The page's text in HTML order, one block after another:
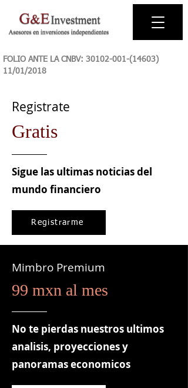
FOLIO ANTE LA CNBV: 30102-001-(14603)
11/01/2018
Registrate
Gratis
Sigue las ultimas noticias del
mundo financiero
Registrarme
Mimbro Premium
99 mxn al mes
No te pierdas nuestros ultimos
analisis, proyecciones y
panoramas economicos